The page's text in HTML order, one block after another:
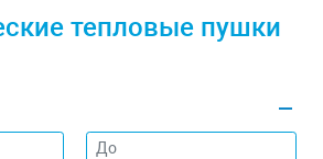
тепловые пушки